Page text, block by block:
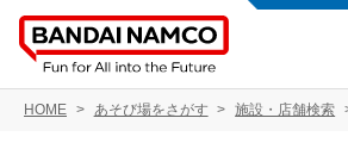
HOME あそび場をさがす 施設・店舗検索